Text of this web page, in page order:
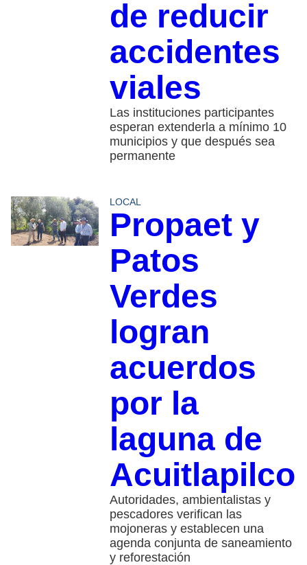
de reducir
accidentes
viales
Las instituciones participantes
esperan extenderla a mínimo 10
municipios y que después sea
permanente
LOCAL
Propaet y
Patos
Verdes
logran
acuerdos
por la
laguna de
Acuitlapilco
Autoridades, ambientalistas y
pescadores verifican las
mojoneras y establecen una
agenda conjunta de saneamiento
y reforestación